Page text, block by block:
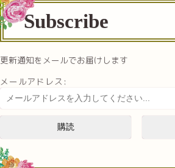
Subscribe
更新通知をメールでお届けします
メールアドレス: